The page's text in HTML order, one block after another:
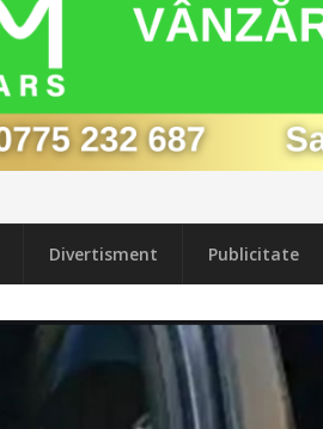
Divertisment Publicitate